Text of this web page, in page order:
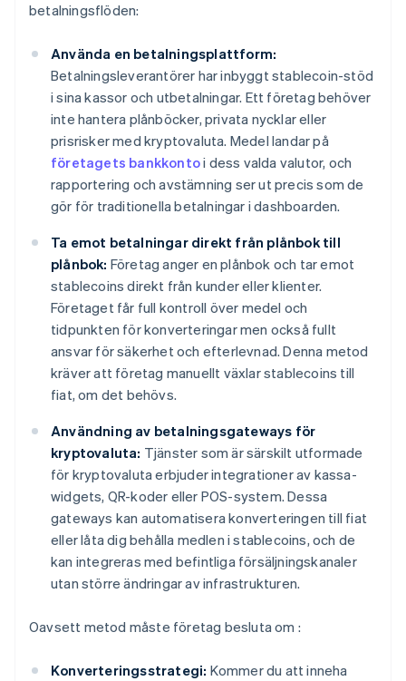
betalningsflöden:
Använda en betalningsplattform:
Betalningsleverantörer har inbyggt stablecoin-stöd
i sina kassor och utbetalningar. Ett företag behöver
inte hantera plånböcker, privata nycklar eller
prisrisker med kryptovaluta. Medel landar på
företagets bankkontoi dess valda valutor, och
rapportering och avstämning ser ut precis som de
gör för traditionella betalningar i dashboarden.
Ta emot betalningar direkt från plånbok till
plånbok: Företag anger en plånbok och tar emot
stablecoins direkt från kunder eller klienter.
Företaget får full kontroll över medel och
tidpunkten för konverteringar men också fullt
ansvar för säkerhet och efterlevnad. Denna metod
kräver att företag manuellt växlar stablecoins till
fiat, om det behövs.
Användning av betalningsgateways för
kryptovaluta: Tjänster som är särskilt utformade
för kryptovaluta erbjuder integrationer av kassa-
widgets, QR-koder eller POS-system. Dessa
gateways kan automatisera konverteringen till fiat
eller låta dig behålla medlen i stablecoins, och de
kan integreras med befintliga försäljningskanaler
utan större ändringar av infrastrukturen.
Oavsett metod måste företag besluta om :
Konverteringsstrategi: Kommer du att inneha